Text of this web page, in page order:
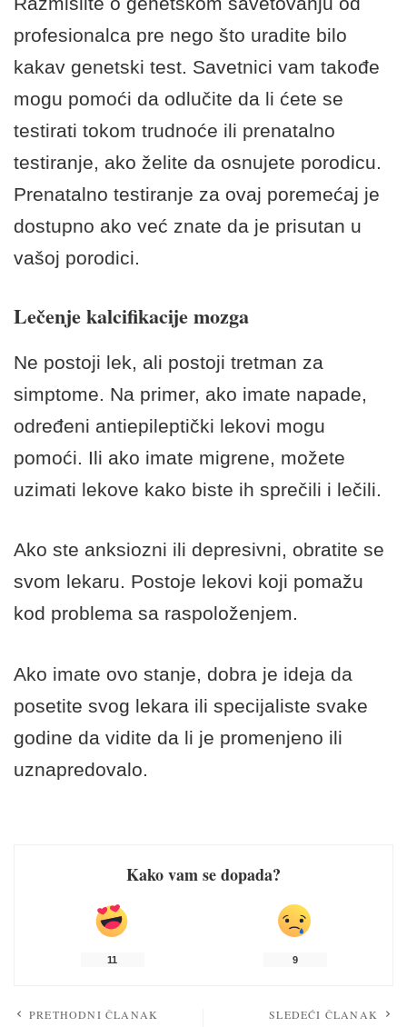
profesionalca pre nego što uradite bilo
kakav genetski test. Savetnici vam takođe
mogu pomoći da odlučite da li ćete se
testirati tokom trudnoće ili prenatalno
testiranje, ako želite da osnujete porodicu.
Prenatalno testiranje za ovaj poremećaj je
dostupno ako već znate da je prisutan u
vašoj porodici.
Lečenje kalcifikacije mozga
Ne postoji lek, ali postoji tretman za
simptome. Na primer, ako imate napade,
određeni antiepileptički lekovi mogu
pomoći. Ili ako imate migrene, možete
uzimati lekove kako biste ih sprečili i lečili.
Ako ste anksiozni ili depresivni, obratite se
svom lekaru. Postoje lekovi koji pomažu
kod problema sa raspoloženjem.
Ako imate ovo stanje, dobra je ideja da
posetite svog lekara ili specijaliste svake
godine da vidite da li je promenjeno ili
uznapredovalo.
Kako vam se dopada?
11 9
PRETHODNI ČLANAK SLEDEĆI ČLANAK